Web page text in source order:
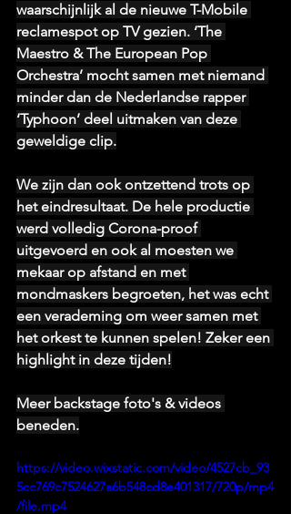
waarschijnlijk al de nieuwe T-Mobile
reclamespot op TV gezien. ‘The
Maestro & The European Pop
Orchestra’ mocht samen met niemand
minder dan de Nederlandse rapper
‘Typhoon’ deel uitmaken van deze
geweldige clip.
We zijn dan ook ontzettend trots op
het eindresultaat. De hele productie
werd volledig Corona-proof
uitgevoerd en ook al moesten we
mekaar op afstand en met
mondmaskers begroeten, het was echt
een verademing om weer samen met
het orkest te kunnen spelen! Zeker een
highlight in deze tijden!
Meer backstage foto's & videos
beneden.
https://video.wixstatic.com/video/4527cb_93
5cc769c7524627a6b548cd8e401317/720p/mp4
/file.mp4